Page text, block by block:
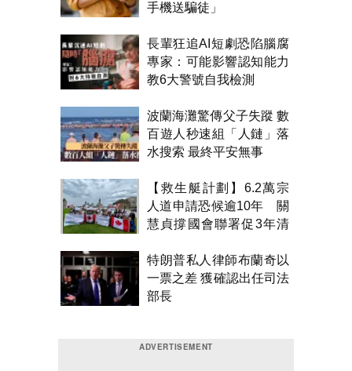
手機送騙徒」
長輩狂追AI短劇恐陷腦腐
專家：可能影響認知能力
教6大警號自我檢測
波蘭海灘驚傳父子失蹤 數
百遊人秒速組「人鏈」落
水搜索 最終平安無事
【救生艇計劃】6.2萬宗
人道申請恐候逾10年 關
慧貞撐國會聯署促3年清
特朗普私人律師布蘭奇以
一票之差 獲確認出任司法
部長